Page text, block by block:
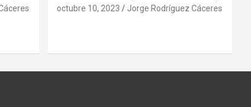
octubre 10, 2023 Jorge Rodríguez Cáceres